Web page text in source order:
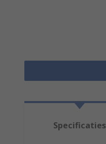
Specificaties